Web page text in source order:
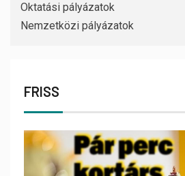
Oktatási pályázatok
Nemzetközi pályázatok
FRISS